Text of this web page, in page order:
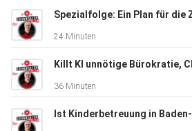
24 Minuten
Killt KI unnötige Bürokratie,
36 Minuten